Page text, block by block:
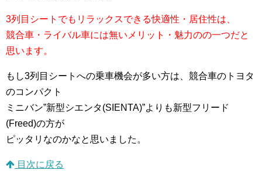
3列目シートでもリラックスできる快適性・居住性は、
競合車・ライバル車には無いメリット・魅力のの一つだと
思います。
もし3列目シートへの乗車機会が多い方は、競合車のトヨタ
のコンパクト
ミニバン”新型シエンタ(SIENTA)”よりも新型フリード
(Freed)の方が
ピッタリなのかなと思いました。
目次に戻る